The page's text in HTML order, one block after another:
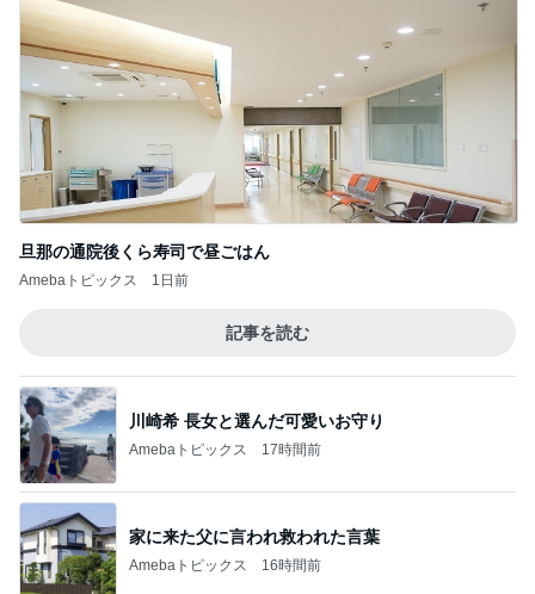
旦那の通院後くら寿司で昼ごはん
Amebaトピックス 1日前
記事を読む
川崎希 長女と選んだ可愛いお守り
Amebaトピックス 17時間前
家に来た父に言われ救われた言葉
Amebaトピックス 16時間前